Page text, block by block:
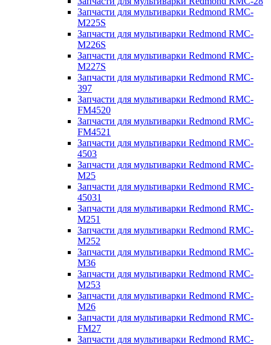
Запчасти для мультиварки Redmond RMC-
M225S
Запчасти для мультиварки Redmond RMC-
M226S
Запчасти для мультиварки Redmond RMC-
M227S
Запчасти для мультиварки Redmond RMC-
397
Запчасти для мультиварки Redmond RMC-
FM4520
Запчасти для мультиварки Redmond RMC-
FM4521
Запчасти для мультиварки Redmond RMC-
4503
Запчасти для мультиварки Redmond RMC-
M25
Запчасти для мультиварки Redmond RMC-
45031
Запчасти для мультиварки Redmond RMC-
M251
Запчасти для мультиварки Redmond RMC-
M252
Запчасти для мультиварки Redmond RMC-
M36
Запчасти для мультиварки Redmond RMC-
M253
Запчасти для мультиварки Redmond RMC-
M26
Запчасти для мультиварки Redmond RMC-
FM27
Запчасти для мультиварки Redmond RMC-